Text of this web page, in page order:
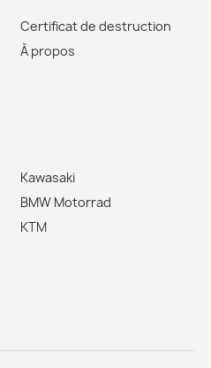
Certificat de destruction
À propos
Kawasaki
BMW Motorrad
KTM